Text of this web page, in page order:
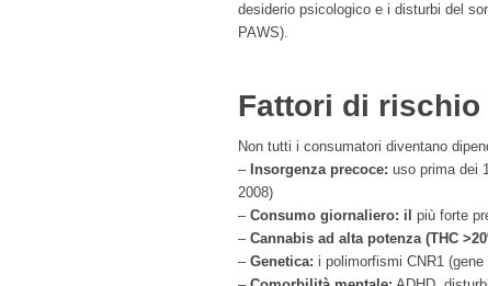
desiderio psicologico e i disturbi del
PAWS).
Fattori di rischio
Non tutti i consumatori diventano
– Insorgenza precoce: uso prima dei
2008)
– Consumo giornaliero: il più forte
– Cannabis ad alta potenza (THC
– Genetica: i polimorfismi CNR1